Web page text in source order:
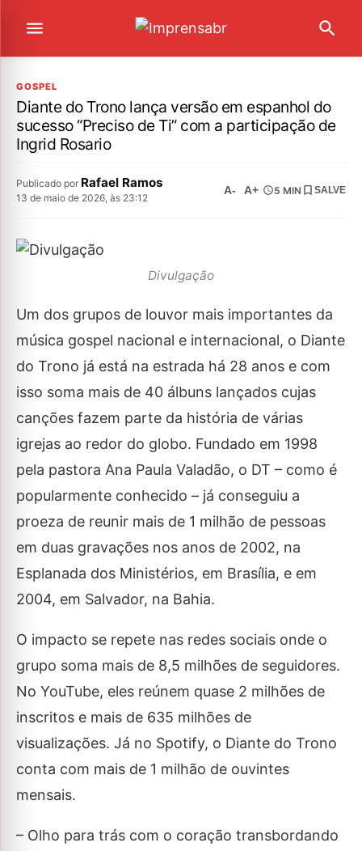
GOSPEL
Diante do Trono lança versão em espanhol do
sucesso “Preciso de Ti” com a participação de
Ingrid Rosario
Publicado por Rafael Ramos
13 de maio de 2026, às 23:12
A- A+ 5 MIN SALVE
Divulgação
Um dos grupos de louvor mais importantes da
música gospel nacional e internacional, o Diante
do Trono já está na estrada há 28 anos e com
isso soma mais de 40 álbuns lançados cujas
canções fazem parte da história de várias
igrejas ao redor do globo. Fundado em 1998
pela pastora Ana Paula Valadão, o DT – como é
popularmente conhecido – já conseguiu a
proeza de reunir mais de 1 milhão de pessoas
em duas gravações nos anos de 2002, na
Esplanada dos Ministérios, em Brasília, e em
2004, em Salvador, na Bahia.
O impacto se repete nas redes sociais onde o
grupo soma mais de 8,5 milhões de seguidores.
No YouTube, eles reúnem quase 2 milhões de
inscritos e mais de 635 milhões de
visualizações. Já no Spotify, o Diante do Trono
conta com mais de 1 milhão de ouvintes
mensais.
– Olho para trás com o coração transbordando